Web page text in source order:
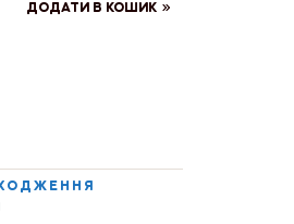
ДОДАТИ В КОШИК